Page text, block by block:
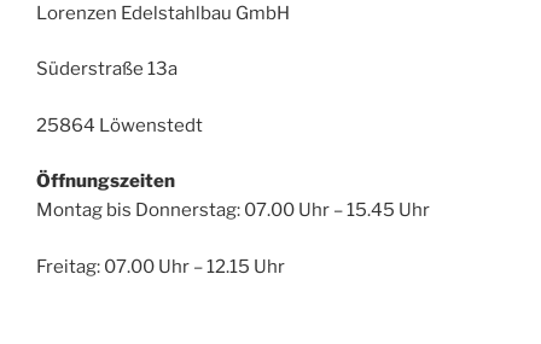
Lorenzen Edelstahlbau GmbH
Süderstraße 13a
25864 Löwenstedt
Öffnungszeiten
Montag bis Donnerstag: 07.00 Uhr – 15.45 Uhr
Freitag: 07.00 Uhr – 12.15 Uhr